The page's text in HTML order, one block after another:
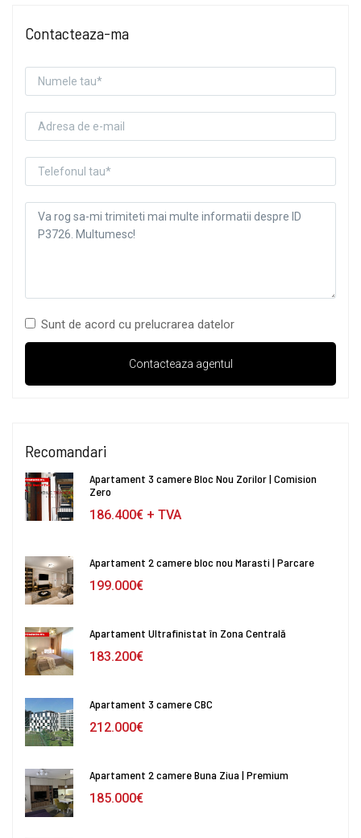
Contacteaza-ma
Sunt de acord cu prelucrarea datelor
Recomandari
Apartament 3 camere Bloc Nou Zorilor | Comision
Zero
186.400€ + TVA
Apartament 2 camere bloc nou Marasti | Parcare
199.000€
Apartament Ultrafinistat în Zona Centrală
183.200€
Apartament 3 camere CBC
212.000€
Apartament 2 camere Buna Ziua | Premium
185.000€